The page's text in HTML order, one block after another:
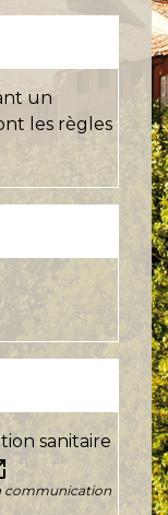
un
les règles
sanitaire
communication